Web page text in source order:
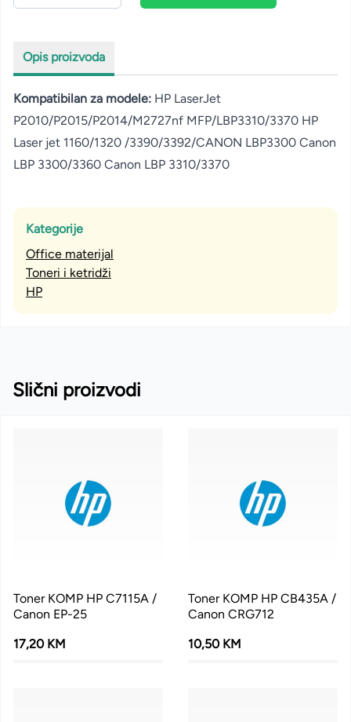
Opis proizvoda
Kompatibilan za modele: HP LaserJet
P2010/P2015/P2014/M2727nf MFP/LBP3310/3370 HP
Laser jet 1160/1320 /3390/3392/CANON LBP3300 Canon
LBP 3300/3360 Canon LBP 3310/3370
Kategorije
Office materijal
Toneri i ketridži
HP
Slični proizvodi
Toner KOMP HP C7115A /
Canon EP-25
17,20 KM
Toner KOMP HP CB435A /
Canon CRG712
10,50 KM